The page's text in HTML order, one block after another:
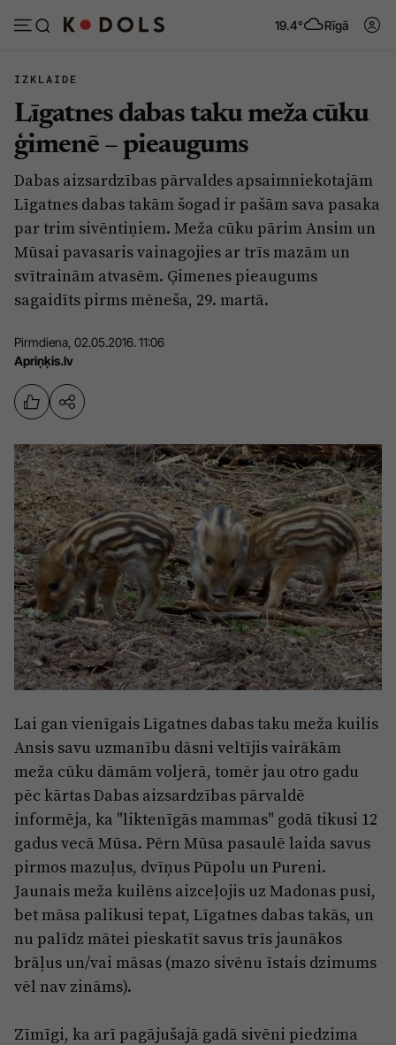
19.4° Rīgā
Abonēt Pieslēgties
Ziņas
Politika
Pašvaldības
Izglītība
Ģimene
Vide
Sports
Drošība
Tēmas
Viedokļi
Dzīve un ticība
Ekonomika
Pierīga
Ādaži
Ķekava
Mārupe
Olaine
Ropaži
Salaspils
Saulkrasti
Jūrmala
Projekti
Mediju atbalsta fonds
Zivju fonds
Zaļā nākotne
Iedvesmai nav vecuma
Vide
Kodols
Kontakti
Reklāma
Par laikrakstu
Privātuma politika
Ētikas kodekss
Lietošanas noteikumi
Pārredzamības paziņojumi
IZKLAIDE
Līgatnes dabas taku meža cūku
ģimenē – pieaugums
Dabas aizsardzības pārvaldes apsaimniekotajām
Līgatnes dabas takām šogad ir pašām sava pasaka
par trim sivēntiņiem. Meža cūku pārim Ansim un
Mūsai pavasaris vainagojies ar trīs mazām un
svītrainām atvasēm. Ģimenes pieaugums
sagaidīts pirms mēneša, 29. martā.
Pirmdiena, 02.05.2016. 11:06
Apriņķis.lv
Lai gan vienīgais Līgatnes dabas taku meža kuilis
Ansis savu uzmanību dāsni veltījis vairākām
meža cūku dāmām voljerā, tomēr jau otro gadu
pēc kārtas Dabas aizsardzības pārvaldē
informēja, ka "liktenīgās mammas" godā tikusi 12
gadus vecā Mūsa. Pērn Mūsa pasaulē laida savus
pirmos mazuļus, dvīņus Pūpolu un Pureni.
Jaunais meža kuilēns aizceļojis uz Madonas pusi,
bet māsa palikusi tepat, Līgatnes dabas takās, un
nu palīdz mātei pieskatīt savus trīs jaunākos
brāļus un/vai māsas (mazo sivēnu īstais dzimums
vēl nav zināms).
Zīmīgi, ka arī pagājušajā gadā sivēni piedzima